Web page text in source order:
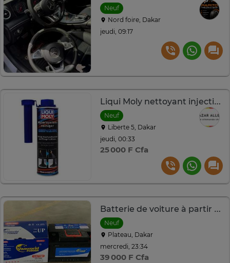
Neuf
Nord foire, Dakar
jeudi, 09:17
Liqui Moly nettoyant injection essence 300 ml Allemagne
Neuf
Liberte 5, Dakar
jeudi, 00:33
25 000 F Cfa
Batterie de voiture à partir de 75ah
Neuf
Plateau, Dakar
mercredi, 23:34
39 000 F Cfa